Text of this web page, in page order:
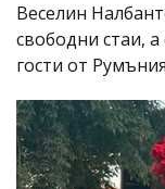
Веселин
свободни стаи,
гости от